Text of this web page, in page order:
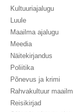
Kultuuriajalugu
Luule
Maailma ajalugu
Meedia
Näitekirjandus
Poliitika
Põnevus ja krimi
Rahvakultuur maailm
Reisikirjad